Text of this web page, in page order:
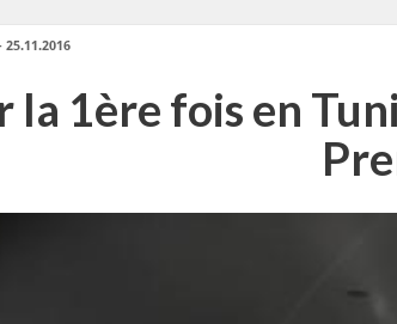
25.11.2016
la 1ère fois en